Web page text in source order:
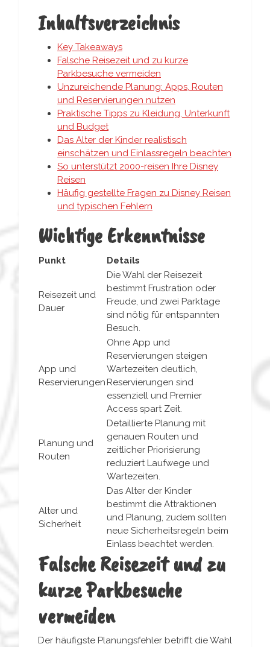
Inhaltsverzeichnis
Key Takeaways
Falsche Reisezeit und zu kurze
Parkbesuche vermeiden
Unzureichende Planung: Apps, Routen
und Reservierungen nutzen
Praktische Tipps zu Kleidung, Unterkunft
und Budget
Das Alter der Kinder realistisch
einschätzen und Einlassregeln beachten
So unterstützt 2000-reisen Ihre Disney
Reisen
Häufig gestellte Fragen zu Disney Reisen
und typischen Fehlern
Wichtige Erkenntnisse
Punkt Details
Reisezeit und
Dauer
Die Wahl der Reisezeit
bestimmt Frustration oder
Freude, und zwei Parktage
sind nötig für entspannten
Besuch.
App und
Reservierungen
Ohne App und
Reservierungen steigen
Wartezeiten deutlich,
Reservierungen sind
essenziell und Premier
Access spart Zeit.
Planung und
Routen
Detaillierte Planung mit
genauen Routen und
zeitlicher Priorisierung
reduziert Laufwege und
Wartezeiten.
Alter und
Sicherheit
Das Alter der Kinder
bestimmt die Attraktionen
und Planung, zudem sollten
neue Sicherheitsregeln beim
Einlass beachtet werden.
Falsche Reisezeit und zu
kurze Parkbesuche
vermeiden
Der häufigste Planungsfehler betrifft die Wahl